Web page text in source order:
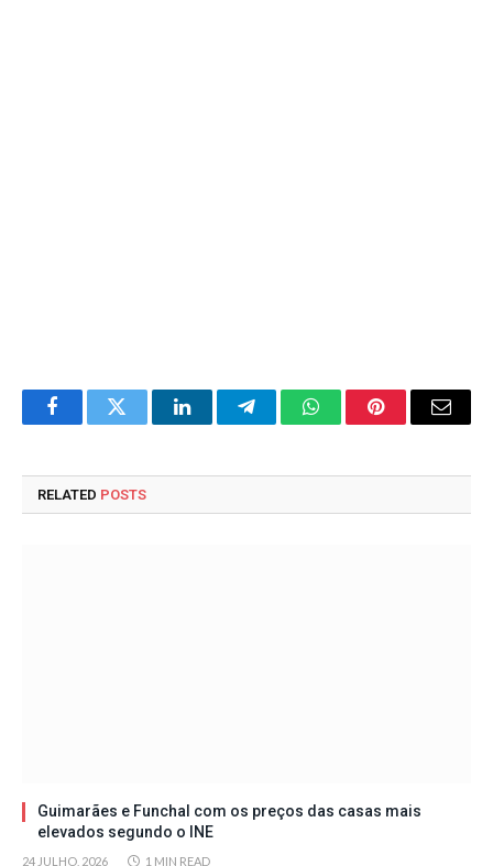
FacebookTwitter LinkedInTelegramWhatsAppPinterestEmail
RELATED POSTS
Guimarães e Funchal com os preços das casas mais
elevados segundo o INE
24 JULHO, 2026 1 MIN READ